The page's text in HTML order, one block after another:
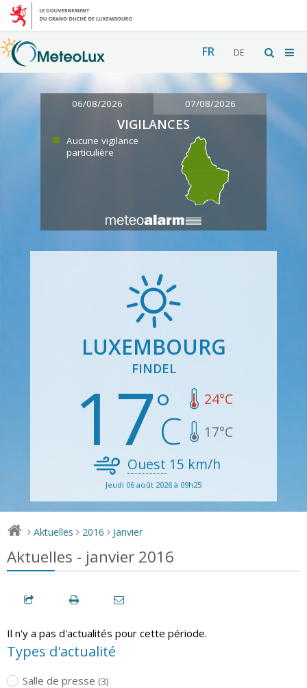
FR DE
06/08/2026 07/08/2026
VIGILANCES
Aucune vigilance
particulière
LUXEMBOURG
FINDEL
17 24°C
17°C
Ouest 15 km/h
Jeudi 06 août 2026 à 09h25
> Aktuelles > 2016 > Janvier
Aktuelles - janvier 2016
Il n'y a pas d'actualités pour cette période.
Types d'actualité
Salle de presse (3)